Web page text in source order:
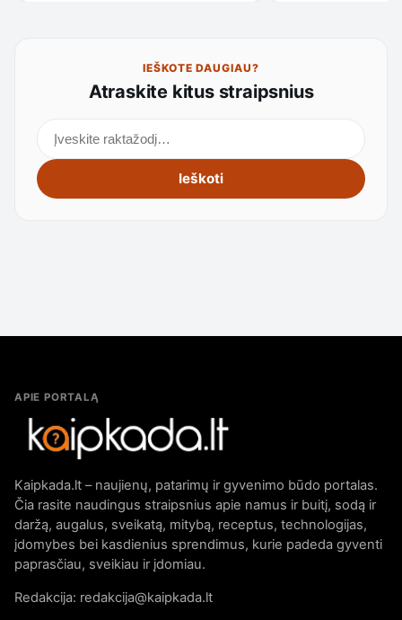
IEŠKOTE DAUGIAU?
Atraskite kitus straipsnius
Ieškoti
APIE PORTALĄ
Kaipkada.lt – naujienų, patarimų ir gyvenimo būdo portalas.
Čia rasite naudingus straipsnius apie namus ir buitį, sodą ir
daržą, augalus, sveikatą, mitybą, receptus, technologijas,
įdomybes bei kasdienius sprendimus, kurie padeda gyventi
paprasčiau, sveikiau ir įdomiau.
Redakcija: redakcija@kaipkada.lt